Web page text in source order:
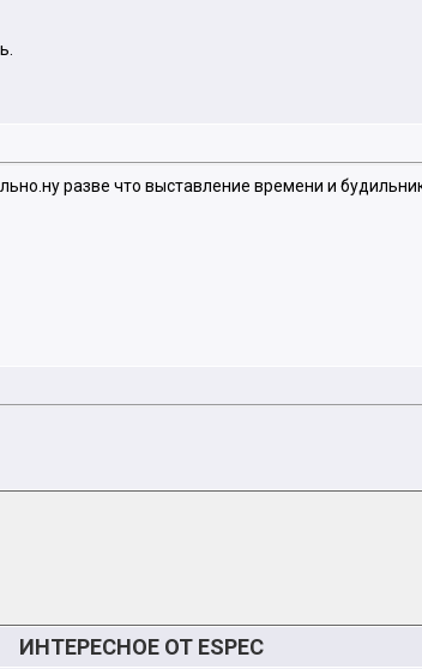
разве что выставление времени и
ИНТЕРЕСНОЕ ОТ ESPEC